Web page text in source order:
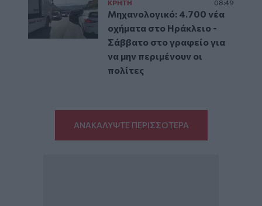
ΚΡΗΤΗ 08:49
Μηχανολογικό: 4.700 νέα
οχήματα στο Ηράκλειο -
Σάββατο στο γραφείο για
να μην περιμένουν οι
πολίτες
ΑΝΑΚΑΛΥΨΤΕ ΠΕΡΙΣΣΟΤΕΡΑ